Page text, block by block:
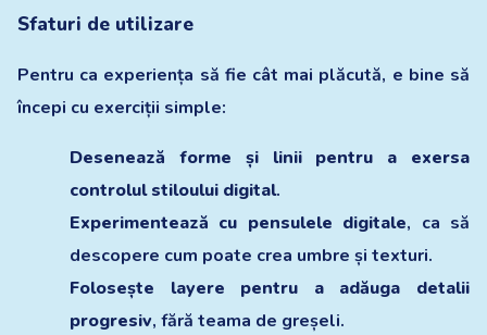
Sfaturi de utilizare
Pentru ca experiența să fie cât mai plăcută, e bine să
începi cu exerciții simple:
Desenează forme și linii pentru a exersa
controlul stiloului digital.
Experimentează cu pensulele digitale, ca să
descopere cum poate crea umbre și texturi.
Folosește layere pentru a adăuga detalii
progresiv, fără teama de greșeli.